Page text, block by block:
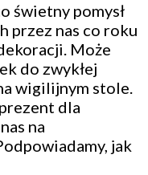
świetny pomysł
przez nas co roku
Może
do zwykłej
wigilijnym stole.
dla
na
jak